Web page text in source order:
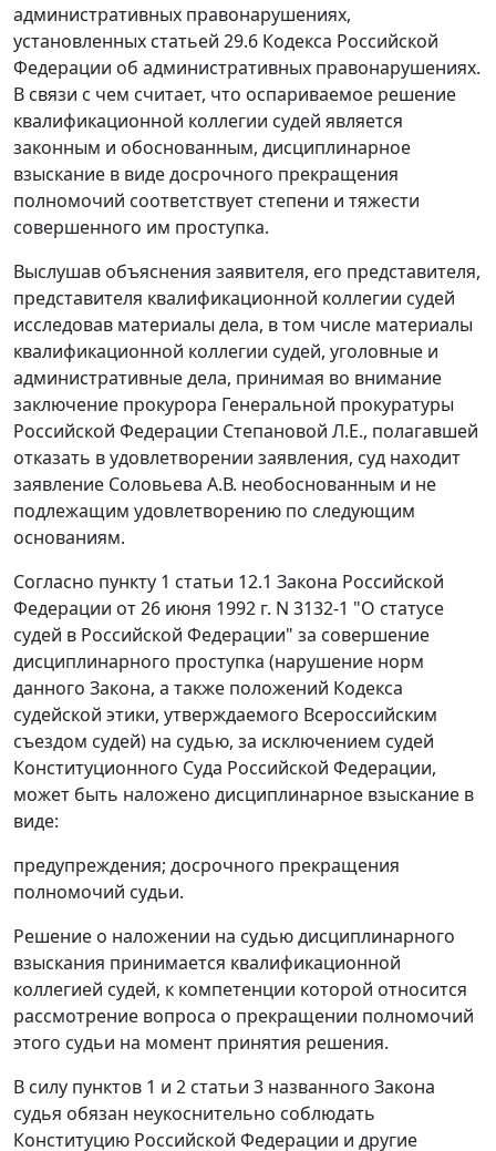
административных правонарушениях,
установленных статьей 29.6 Кодекса Российской
Федерации об административных правонарушениях.
В связи с чем считает, что оспариваемое решение
квалификационной коллегии судей является
законным и обоснованным, дисциплинарное
взыскание в виде досрочного прекращения
полномочий соответствует степени и тяжести
совершенного им проступка.
Выслушав объяснения заявителя, его представителя,
представителя квалификационной коллегии судей
исследовав материалы дела, в том числе материалы
квалификационной коллегии судей, уголовные и
административные дела, принимая во внимание
заключение прокурора Генеральной прокуратуры
Российской Федерации Степановой Л.Е., полагавшей
отказать в удовлетворении заявления, суд находит
заявление Соловьева А.В. необоснованным и не
подлежащим удовлетворению по следующим
основаниям.
Согласно пункту 1 статьи 12.1 Закона Российской
Федерации от 26 июня 1992 г. N 3132-1 "О статусе
судей в Российской Федерации" за совершение
дисциплинарного проступка (нарушение норм
данного Закона, а также положений Кодекса
судейской этики, утверждаемого Всероссийским
съездом судей) на судью, за исключением судей
Конституционного Суда Российской Федерации,
может быть наложено дисциплинарное взыскание в
виде:
предупреждения; досрочного прекращения
полномочий судьи.
Решение о наложении на судью дисциплинарного
взыскания принимается квалификационной
коллегией судей, к компетенции которой относится
рассмотрение вопроса о прекращении полномочий
этого судьи на момент принятия решения.
В силу пунктов 1 и 2 статьи 3 названного Закона
судья обязан неукоснительно соблюдать
Конституцию Российской Федерации и другие